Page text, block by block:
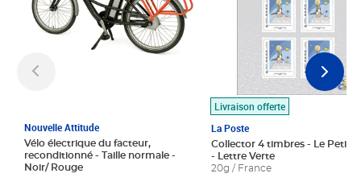
Nouvelle Attitude
Vélo électrique du facteur,
reconditionné - Taille normale -
Noir/ Rouge
Livraison offerte
La Poste
Collector 4 timbres - Le Petit
- Lettre Verte
20g / France